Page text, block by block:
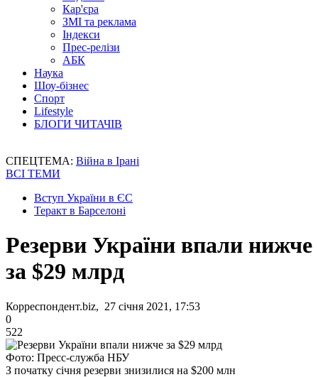
Кар'єра
ЗМІ та реклама
Індекси
Прес-релізи
АБК
Наука
Шоу-бізнес
Спорт
Lifestyle
БЛОГИ ЧИТАЧІВ
СПЕЦТЕМА: Війна в Ірані
ВСІ ТЕМИ
Вступ України в ЄС
Теракт в Барселоні
Резерви України впали нижче
за $29 млрд
Корреспондент.biz, 27 січня 2021, 17:53
0
522
Фото: Пресс-служба НБУ
З початку січня резерви знизилися на $200 млн